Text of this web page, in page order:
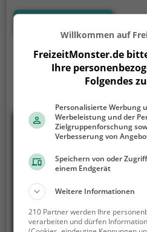
Nachdem der damals
Göggingen 1954 die
Stadt und dem
Deutschen übernommen
noch im selben Jahr
Sammlung, die in der
untergebracht wurde.
Willkommen auf
FreizeitMonster.de
Ihre
Folgendes
Personalisierte Werbung
Werbeleistung und der
Zielgruppenforschung
Verbesserung von
Speichern von oder
einem Endgerät
Weitere Informationen
210 Partner werden Ihre
verarbeiten und dürfen